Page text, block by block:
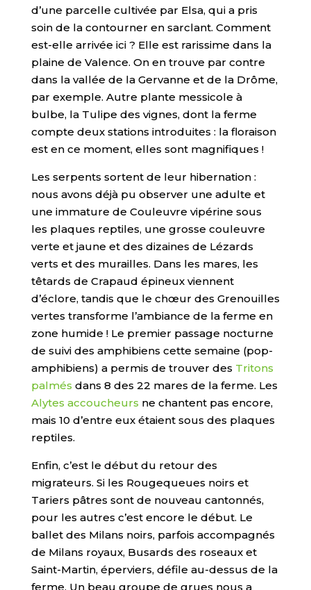
d’une parcelle cultivée par Elsa, qui a pris
soin de la contourner en sarclant. Comment
est-elle arrivée ici ? Elle est rarissime dans la
plaine de Valence. On en trouve par contre
dans la vallée de la Gervanne et de la Drôme,
par exemple. Autre plante messicole à
bulbe, la Tulipe des vignes, dont la ferme
compte deux stations introduites : la floraison
est en ce moment, elles sont magnifiques !
Les serpents sortent de leur hibernation :
nous avons déjà pu observer une adulte et
une immature de Couleuvre vipérine sous
les plaques reptiles, une grosse couleuvre
verte et jaune et des dizaines de Lézards
verts et des murailles. Dans les mares, les
têtards de Crapaud épineux viennent
d’éclore, tandis que le chœur des Grenouilles
vertes transforme l’ambiance de la ferme en
zone humide ! Le premier passage nocturne
de suivi des amphibiens cette semaine (pop-
amphibiens) a permis de trouver des Tritons
palmés dans 8 des 22 mares de la ferme. Les
Alytes accoucheurs ne chantent pas encore,
mais 10 d’entre eux étaient sous des plaques
reptiles.
Enfin, c’est le début du retour des
migrateurs. Si les Rougequeues noirs et
Tariers pâtres sont de nouveau cantonnés,
pour les autres c’est encore le début. Le
ballet des Milans noirs, parfois accompagnés
de Milans royaux, Busards des roseaux et
Saint-Martin, éperviers, défile au-dessus de la
ferme. Un beau groupe de grues nous a